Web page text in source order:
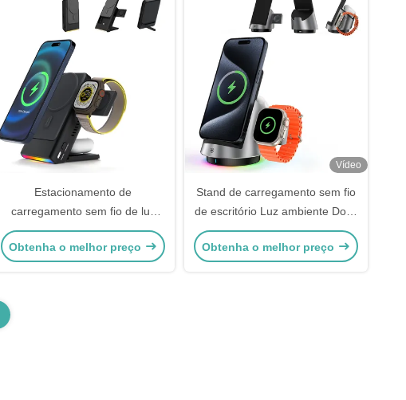
Estacionamento de
carregamento sem fio de luz
múltipla com banco de energia
para necessidades de negócios
Obtenha o melhor preço
Vídeo
Stand de carregamento sem fio
de escritório Luz ambiente Dock
de carregamento sem fio
Obtenha o melhor preço